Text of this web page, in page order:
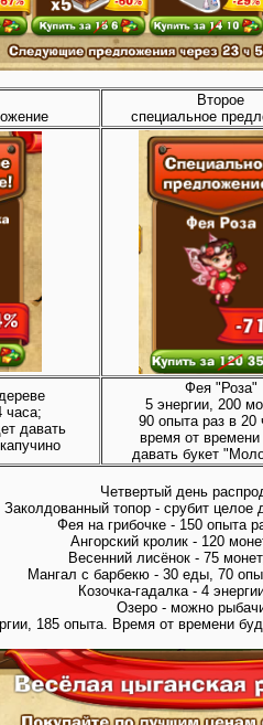
Второе
специальное
часа;
давать
Фея "Роза"
5 энергии, 200
90 опыта раз в 20
время от времени
давать букет
Четвертый день
Заколдованный топор - срубит целое
Фея на грибочке - 150 опыта
Ангорский кролик - 120
Весенний лисёнок - 75
Мангал с барбекю - 30 еды, 70
Козочка-гадалка - 4
Озеро - можно
185 опыта. Время от времени